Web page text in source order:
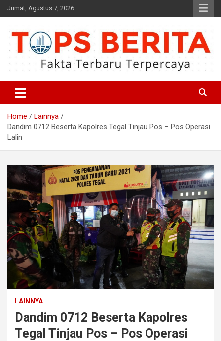
Skip
to
Jumat, Agustus 7, 2026
Tops Berita
Home
Lainnya
Dandim 0712 Beserta Kapolres Tegal Tinjau Pos – Pos Operasi
Lalin
LAINNYA
Dandim 0712 Beserta Kapolres
Tegal Tinjau Pos – Pos Operasi